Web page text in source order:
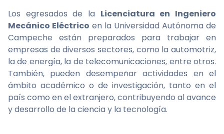
Los egresados de la Licenciatura en Ingeniero
Mecánico Eléctrico en la Universidad Autónoma de
Campeche están preparados para trabajar en
empresas de diversos sectores, como la automotriz,
la de energía, la de telecomunicaciones, entre otros.
También, pueden desempeñar actividades en el
ámbito académico o de investigación, tanto en el
país como en el extranjero, contribuyendo al avance
y desarrollo de la ciencia y la tecnología.